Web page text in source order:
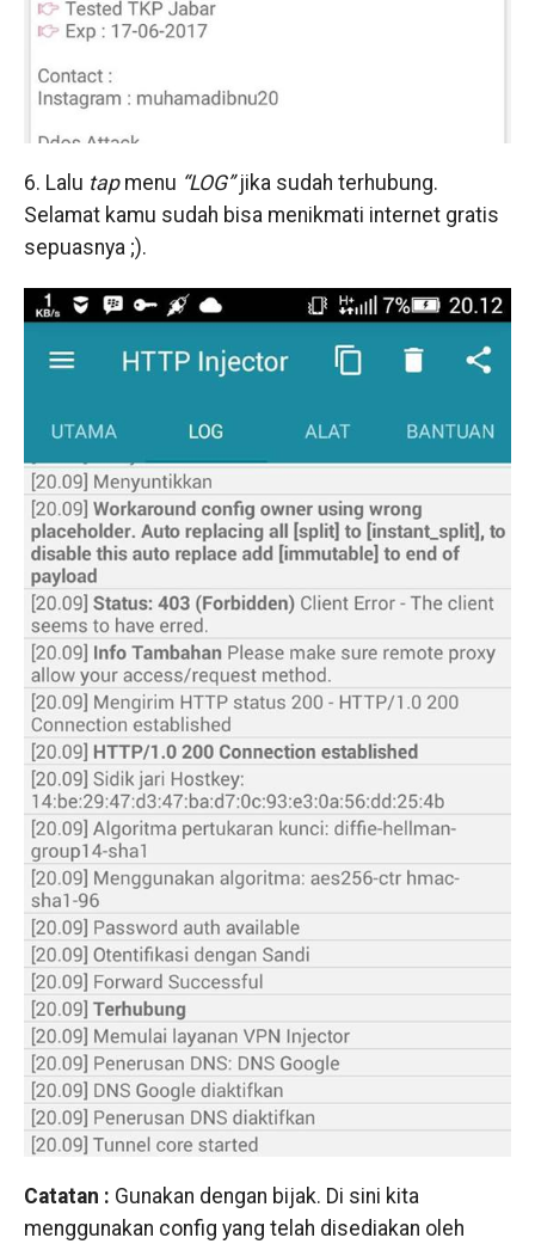
6. Lalu tapmenu “LOG”jika sudah terhubung.
Selamat kamu sudah bisa menikmati internet gratis
sepuasnya ;).
Catatan : Gunakan dengan bijak. Di sini kita
menggunakan config yang telah disediakan oleh